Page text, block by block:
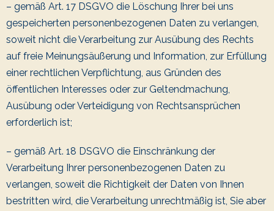
– gemäß Art. 17 DSGVO die Löschung Ihrer bei uns
gespeicherten personenbezogenen Daten zu verlangen,
soweit nicht die Verarbeitung zur Ausübung des Rechts
auf freie Meinungsäußerung und Information, zur Erfüllung
einer rechtlichen Verpflichtung, aus Gründen des
öffentlichen Interesses oder zur Geltendmachung,
Ausübung oder Verteidigung von Rechtsansprüchen
erforderlich ist;
– gemäß Art. 18 DSGVO die Einschränkung der
Verarbeitung Ihrer personenbezogenen Daten zu
verlangen, soweit die Richtigkeit der Daten von Ihnen
bestritten wird, die Verarbeitung unrechtmäßig ist, Sie aber